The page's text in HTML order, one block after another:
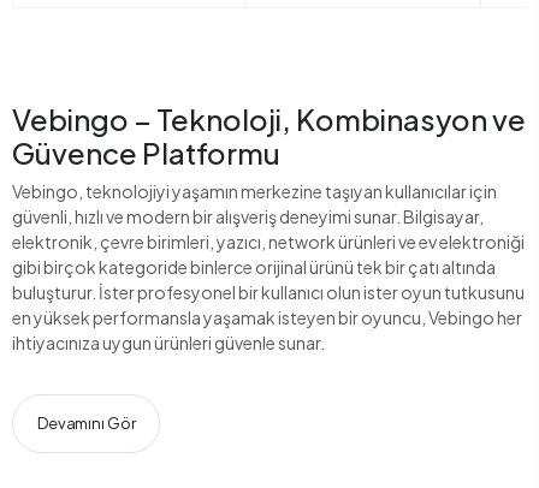
Vebingo – Teknoloji, Kombinasyon ve
Güvence Platformu
Vebingo, teknolojiyi yaşamın merkezine taşıyan kullanıcılar için
güvenli, hızlı ve modern bir alışveriş deneyimi sunar. Bilgisayar,
elektronik, çevre birimleri, yazıcı, network ürünleri ve ev elektroniği
gibi birçok kategoride binlerce orijinal ürünü tek bir çatı altında
buluşturur. İster profesyonel bir kullanıcı olun ister oyun tutkusunu
en yüksek performansla yaşamak isteyen bir oyuncu, Vebingo her
ihtiyacınıza uygun ürünleri güvenle sunar.
Devamını Gör